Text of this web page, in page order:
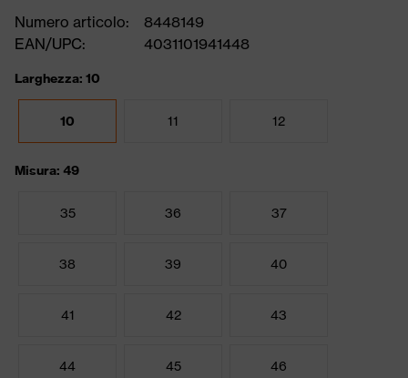
Numero articolo:
8448149
EAN/UPC:
4031101941448
Larghezza: 10
10 11 12
Misura: 49
35 36 37
38 39 40
41 42 43
44 45 46